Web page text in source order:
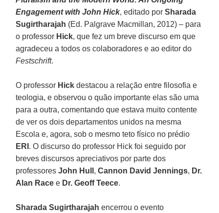
Engagement with John Hick, editado porSharada
Sugirtharajah (Ed. Palgrave Macmillan, 2012) – para
o professor Hick, que fez um breve discurso em que
agradeceu a todos os colaboradores e ao editor do
Festschrift.
O professor Hickdestacou a relação entre filosofia e
teologia, e observou o quão importante elas são uma
para a outra, comentando que estava muito contente
de ver os dois departamentos unidos na mesma
Escola e, agora, sob o mesmo teto físico no prédio
ERI . O discurso do professor Hick foi seguido por
breves discursos apreciativos por parte dos
professoresJohn Hull ,Cannon David Jennings, Dr.
Alan Racee Dr. Geoff Teece.
Sharada Sugirtharajahencerrou o evento